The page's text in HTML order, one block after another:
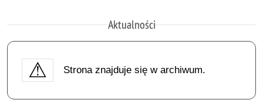
Aktualności
Strona znajduje się w archiwum.